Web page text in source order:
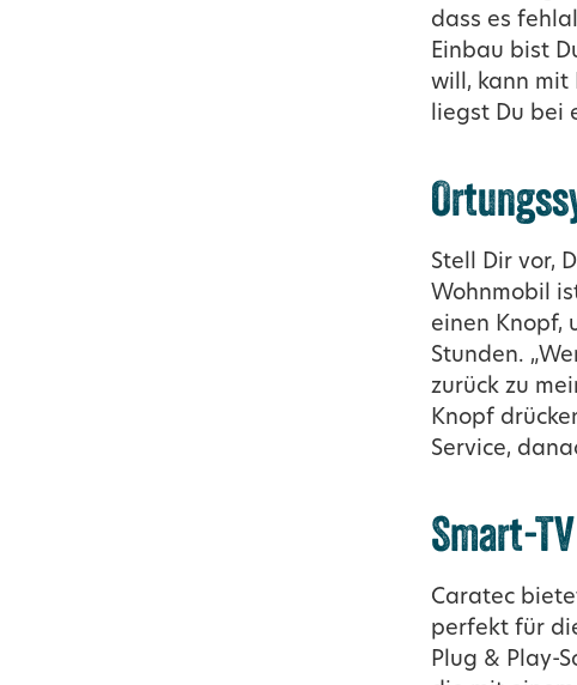
dass es
Einbau bist
will, kann mit
liegst Du bei
Stell Dir vor,
Wohnmobil
einen Knopf,
Stunden.
zurück zu
Knopf
Service,
Smart-
Caratec
perfekt für
Plug & Play-